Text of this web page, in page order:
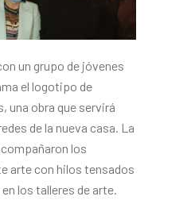
un grupo de jóvenes
el logotipo de
una obra que servirá
de la nueva casa. La
los
arte con hilos tensados
los talleres de arte.